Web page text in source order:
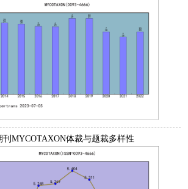
刊MYCOTAXON体裁与题裁多样性